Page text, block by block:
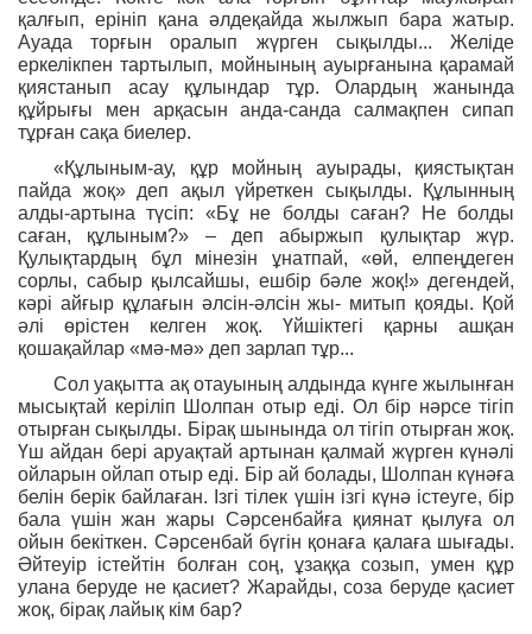
қалғып, ерініп қана әлдеқайда жылжып бара жатыр.
Ауада торғын оралып жүрген сықылды... Желіде
еркелікпен тартылып, мойнының ауырғанына қарамай
қиястанып асау құлындар тұр. Олардың жанында
құйрығы мен арқасын анда-санда салмақпен сипап
тұрған сақа биелер.
«Құлыным-ау, құр мойның ауырады, қиястықтан
пайда жоқ» деп ақыл үйреткен сықылды. Құлынның
алды-артына түсіп: «Бұ не болды саған? Не болды
саған, құлыным?» – деп абыржып қулықтар жүр.
Қулықтардың бұл мінезін ұнатпай, «өй, елпеңдеген
сорлы, сабыр қылсайшы, ешбір бәле жоқ!» дегендей,
кәрі айғыр құлағын әлсін-әлсін жы- митып қояды. Қой
әлі өрістен келген жоқ. Үйшіктегі қарны ашқан
қошақайлар «мә-мә» деп зарлап тұр...
Сол уақытта ақ отауының алдында күнге жылынған
мысықтай керіліп Шолпан отыр еді. Ол бір нәрсе тігіп
отырған сықылды. Бірақ шынында ол тігіп отырған жоқ.
Үш айдан бері аруақтай артынан қалмай жүрген күнәлі
ойларын ойлап отыр еді. Бір ай болады, Шолпан күнәға
белін берік байлаған. Ізгі тілек үшін ізгі күнә істеуге, бір
бала үшін жан жары Сәрсенбайға қиянат қылуға ол
ойын бекіткен. Сәрсенбай бүгін қонаға қалаға шығады.
Әйтеуір істейтін болған соң, ұзаққа созып, умен құр
улана беруде не қасиет? Жарайды, соза беруде қасиет
жоқ, бірақ лайық кім бар?